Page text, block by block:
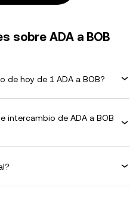
sobre ADA a BOB
de hoy de 1 ADA a BOB?
intercambio de ADA a BOB